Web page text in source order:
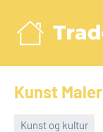
indhold
Kunst
Kunst og kultur